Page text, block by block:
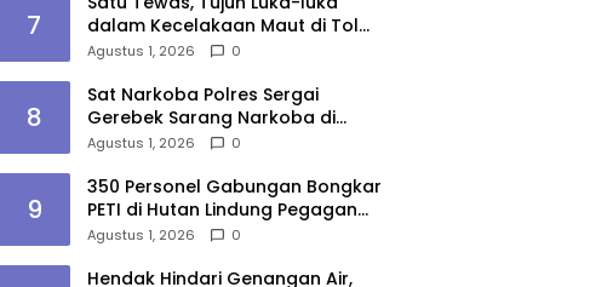
7
dalam Kecelakaan Maut di Tol
Medan–Tebing Tinggi
Agustus 1, 2026 0
8
Sat Narkoba Polres Sergai
Gerebek Sarang Narkoba di
Sungai Buaya, Satu Terduga
Agustus 1, 2026 0
9
350 Personel Gabungan Bongkar
PETI di Hutan Lindung Pegagan
Hilir, 47 Camp dan Puluhan
Agustus 1, 2026 0
Hendak Hindari Genangan Air,